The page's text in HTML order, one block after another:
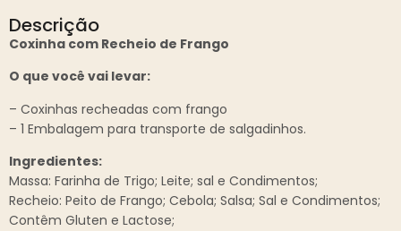
Descrição
Coxinha com Recheio de Frango
O que você vai levar:
– Coxinhas recheadas com frango
– 1 Embalagem para transporte de salgadinhos.
Ingredientes:
Massa: Farinha de Trigo; Leite; sal e Condimentos;
Recheio: Peito de Frango; Cebola; Salsa; Sal e Condimentos;
Contêm Gluten e Lactose;